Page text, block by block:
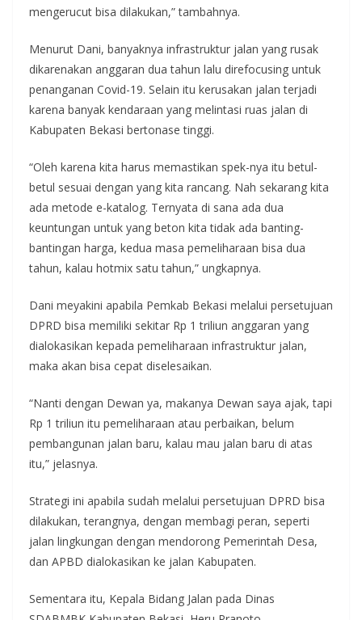
mengerucut bisa dilakukan,” tambahnya.
Menurut Dani, banyaknya infrastruktur jalan yang rusak
dikarenakan anggaran dua tahun lalu direfocusing untuk
penanganan Covid-19. Selain itu kerusakan jalan terjadi
karena banyak kendaraan yang melintasi ruas jalan di
Kabupaten Bekasi bertonase tinggi.
“Oleh karena kita harus memastikan spek-nya itu betul-
betul sesuai dengan yang kita rancang. Nah sekarang kita
ada metode e-katalog. Ternyata di sana ada dua
keuntungan untuk yang beton kita tidak ada banting-
bantingan harga, kedua masa pemeliharaan bisa dua
tahun, kalau hotmix satu tahun,” ungkapnya.
Dani meyakini apabila Pemkab Bekasi melalui persetujuan
DPRD bisa memiliki sekitar Rp 1 triliun anggaran yang
dialokasikan kepada pemeliharaan infrastruktur jalan,
maka akan bisa cepat diselesaikan.
“Nanti dengan Dewan ya, makanya Dewan saya ajak, tapi
Rp 1 triliun itu pemeliharaan atau perbaikan, belum
pembangunan jalan baru, kalau mau jalan baru di atas
itu,” jelasnya.
Strategi ini apabila sudah melalui persetujuan DPRD bisa
dilakukan, terangnya, dengan membagi peran, seperti
jalan lingkungan dengan mendorong Pemerintah Desa,
dan APBD dialokasikan ke jalan Kabupaten.
Sementara itu, Kepala Bidang Jalan pada Dinas